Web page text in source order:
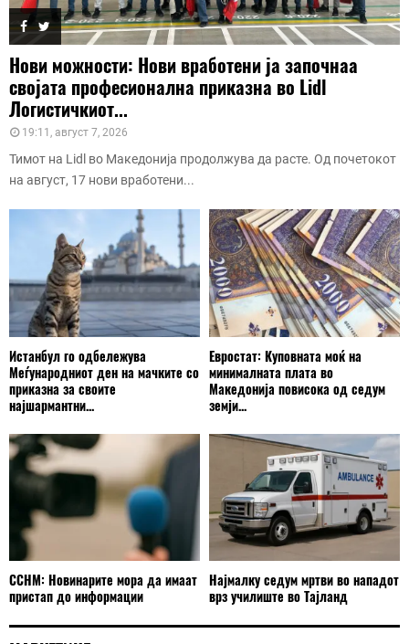
Нови можности: Нови вработени ја започнаа
својата професионална приказна во Lidl
Логистичкиот...
19:11, август 7, 2026
Тимот на Lidl во Македонија продолжува да расте. Од почетокот
на август, 17 нови вработени...
Истанбул го одбележува
Меѓународниот ден на мачките со
приказна за своите
најшармантни...
Евростат: Куповната моќ на
минималната плата во
Македонија повисока од седум
земји...
ССНМ: Новинарите мора да имаат
пристап до информации
Најмалку седум мртви во нападот
врз училиште во Тајланд